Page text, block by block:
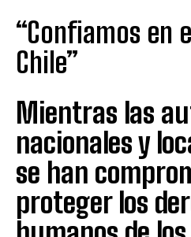
“Confiamos en
Chile”
Mientras las
nacionales y
se han
proteger los